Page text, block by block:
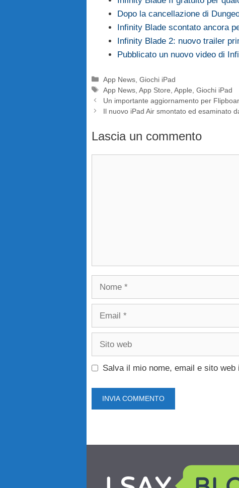
Dopo la cancellazione di
Infinity Blade scontato ancora
Infinity Blade 2: nuovo trailer
Pubblicato un nuovo video di
Categorie
App News ,Giochi iPad
Tag
App News ,App Store ,Apple ,Giochi iPad
Un importante aggiornamento per
Il nuovo iPad Air smontato ed esaminato
Lascia un commento
Nome
Email
Sito
Salva il mio nome, email e sito